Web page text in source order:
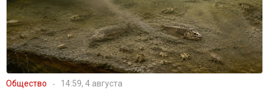
Общество 14:59, 4 августа